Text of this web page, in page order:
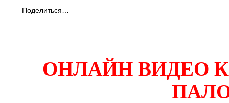
Поделиться…
ОНЛАЙН ВИДЕО